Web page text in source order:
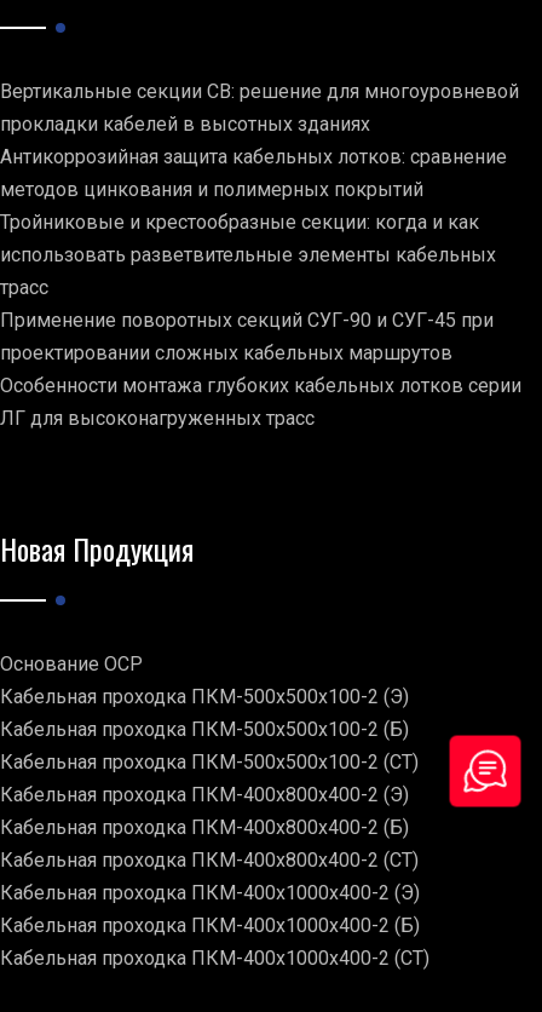
Вертикальные секции СВ: решение для многоуровневой
прокладки кабелей в высотных зданиях
Антикоррозийная защита кабельных лотков: сравнение
методов цинкования и полимерных покрытий
Тройниковые и крестообразные секции: когда и как
использовать разветвительные элементы кабельных
трасс
Применение поворотных секций СУГ-90 и СУГ-45 при
проектировании сложных кабельных маршрутов
Особенности монтажа глубоких кабельных лотков серии
ЛГ для высоконагруженных трасс
Новая Продукция
Основание ОСР
Кабельная проходка ПКМ-500х500х100-2 (Э)
Кабельная проходка ПКМ-500х500х100-2 (Б)
Кабельная проходка ПКМ-500х500х100-2 (СТ)
Кабельная проходка ПКМ-400х800х400-2 (Э)
Кабельная проходка ПКМ-400х800х400-2 (Б)
Кабельная проходка ПКМ-400х800х400-2 (СТ)
Кабельная проходка ПКМ-400х1000х400-2 (Э)
Кабельная проходка ПКМ-400х1000х400-2 (Б)
Кабельная проходка ПКМ-400х1000х400-2 (СТ)